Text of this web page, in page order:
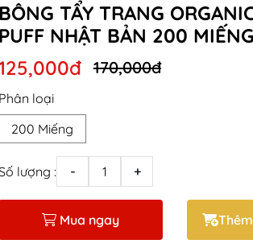
BÔNG TẨY TRANG
PUFF NHẬT BẢN 200 MIẾNG
170,000đ
Phân loại
200 Miếng
lượng : - +
Mua ngay